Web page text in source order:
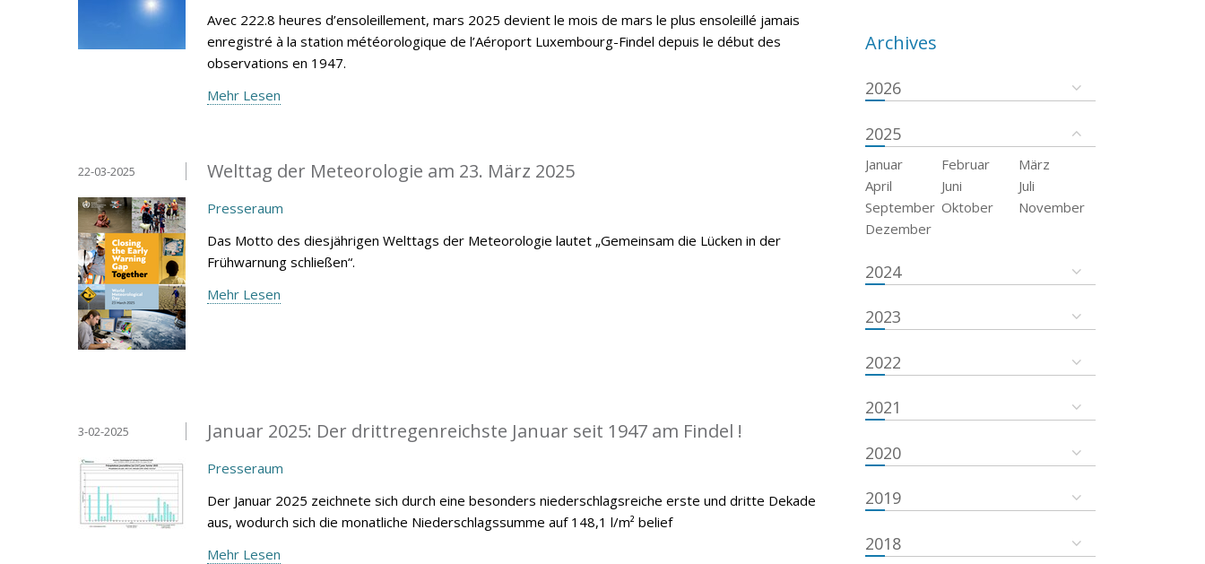
Avec 222.8 heures d’ensoleillement, mars 2025 devient le mois de mars le plus ensoleillé jamais
enregistré à la station météorologique de l’Aéroport Luxembourg-Findel depuis le début des
observations en 1947.
Mehr Lesen
Welttag der Meteorologie am 23. März 2025
22-03-2025
Presseraum
Das Motto des diesjährigen Welttags der Meteorologie lautet „Gemeinsam die Lücken in der
Frühwarnung schließen“.
Mehr Lesen
Januar 2025: Der drittregenreichste Januar seit 1947 am Findel !
3-02-2025
Presseraum
Der Januar 2025 zeichnete sich durch eine besonders niederschlagsreiche erste und dritte Dekade
aus, wodurch sich die monatliche Niederschlagssumme auf 148,1 l/m² belief
Mehr Lesen
Archives
2026
2025
Januar Februar
März
April
Juni
Juli
September Oktober
November
Dezember
2024
2023
2022
2021
2020
2019
2018